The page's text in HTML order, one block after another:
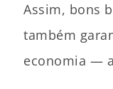
Assim, bons
também
economia —